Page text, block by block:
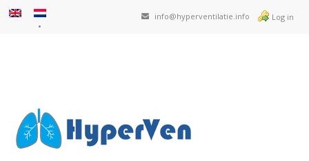
info@hyperventilatie.info Log in